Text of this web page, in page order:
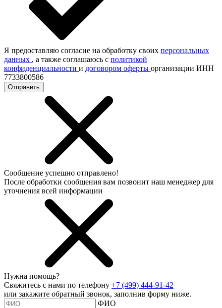
Я предоставляю согласие на обработку своих персональных
данных , а также соглашаюсь с политикой
конфиденциальности и договором оферты организации ИНН
7733800586
Отправить
Сообщение успешно отправлено!
После обработки сообщения вам позвонит наш менеджер для
уточнения всей информации
Нужна помощь?
Свяжитесь с нами по телефону +7 (499) 444-91-42
или закажите обратный звонок, заполнив форму ниже.
ФИО